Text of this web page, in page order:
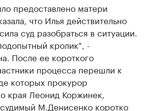
предоставлено матери
что Илья действительно
суд разобраться в ситуации.
кролик", -
После ее короткого
процесса перешли к
которых прокурор
края Леонид Коржинек,
М.Денисенко коротко